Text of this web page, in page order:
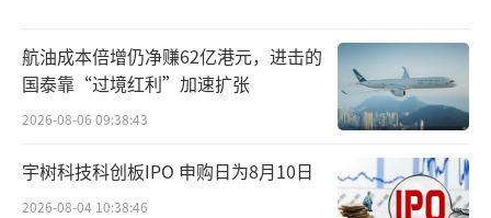
界的运动规律。
这个项目一开始就带着浓重的快手印记。
快手长期处理海量短视频，积累了视频压
缩、内容理解、推荐和创作者工具等工程经
航油成本倍增仍净赚62亿港元，进击的
国泰靠“过境红利”加速扩张
2026-08-06 09:38:43
宇树科技科创板IPO 申购日为8月10日
2026-08-04 10:38:46